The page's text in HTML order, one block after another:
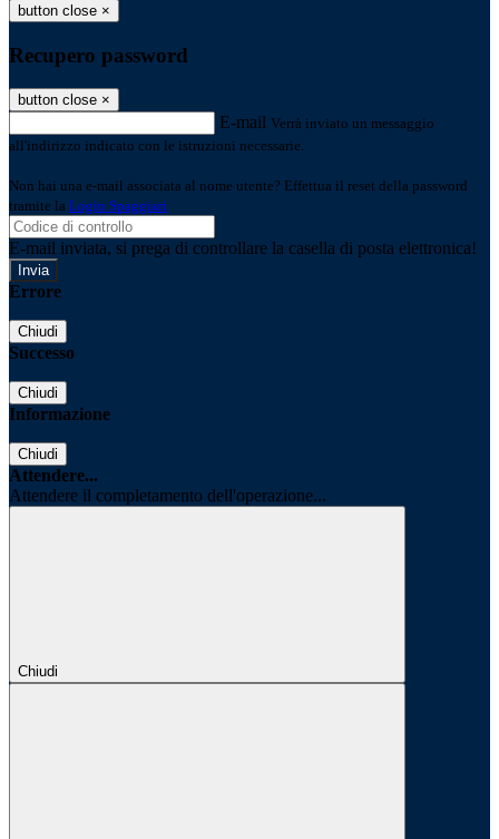
button close ×
Recupero password
button close ×
E-mail Verrà inviato un messaggio
all'indirizzo indicato con le istruzioni necessarie.
Non hai una e-mail associata al nome utente? Effettua il reset della password
tramite la Login Spaggiari
E-mail inviata, si prega di controllare la casella di posta elettronica!
Errore
Chiudi
Successo
Chiudi
Informazione
Chiudi
Attendere...
Attendere il completamento dell'operazione...
Chiudi